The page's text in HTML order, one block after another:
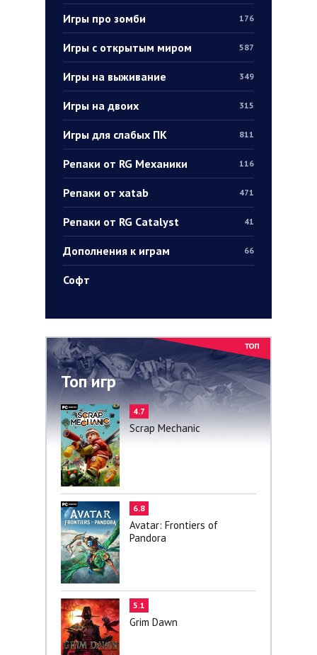
Игры про зомби 176
Игры с открытым миром 587
Игры на выживание 349
Игры на двоих 315
Игры для слабых ПК 811
Репаки от RG Механики 116
Репаки от xatab 471
Репаки от RG Catalyst 41
Дополнения к играм 66
Софт
Топ игр
4.7
Scrap Mechanic
6.8
Avatar: Frontiers of
Pandora
5.1
Grim Dawn